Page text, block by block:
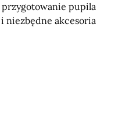
przygotowanie pupila
i niezbędne akcesoria